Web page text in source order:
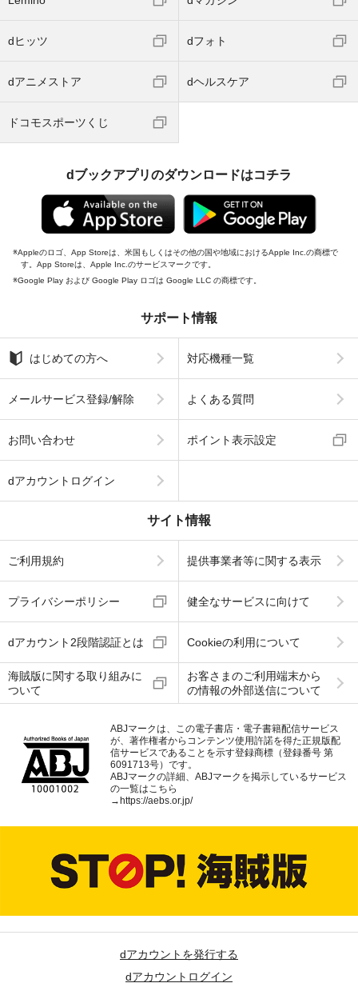
dヒッツ dフォト
dアニメストア dヘルスケア
ドコモスポーツくじ
dブックアプリのダウンロードはコチラ
Appleのロゴ、App Storeは、米国もしくはその他の国や地域におけるApple Inc.の商標で
す。App Storeは、Apple Inc.のサービスマークです。
Google Play および Google Play ロゴは Google LLC の商標です。
サポート情報
はじめての方へ 対応機種一覧
メールサービス登録/解除 よくある質問
お問い合わせ ポイント表示設定
dアカウントログイン
サイト情報
ご利用規約 提供事業者等に関する表示
プライバシーポリシー 健全なサービスに向けて
dアカウント2段階認証とは Cookieの利用について
海賊版に関する取り組みに
ついて
お客さまのご利用端末から
の情報の外部送信について
ABJマークは、この電子書店・電子書籍配信サービス
が、著作権者からコンテンツ使用許諾を得た正規版配
信サービスであることを示す登録商標（登録番号 第
6091713号）です。
ABJマークの詳細、ABJマークを掲示しているサービス
の一覧はこちら
→https://aebs.or.jp/
dアカウントを発行する
dアカウントログイン